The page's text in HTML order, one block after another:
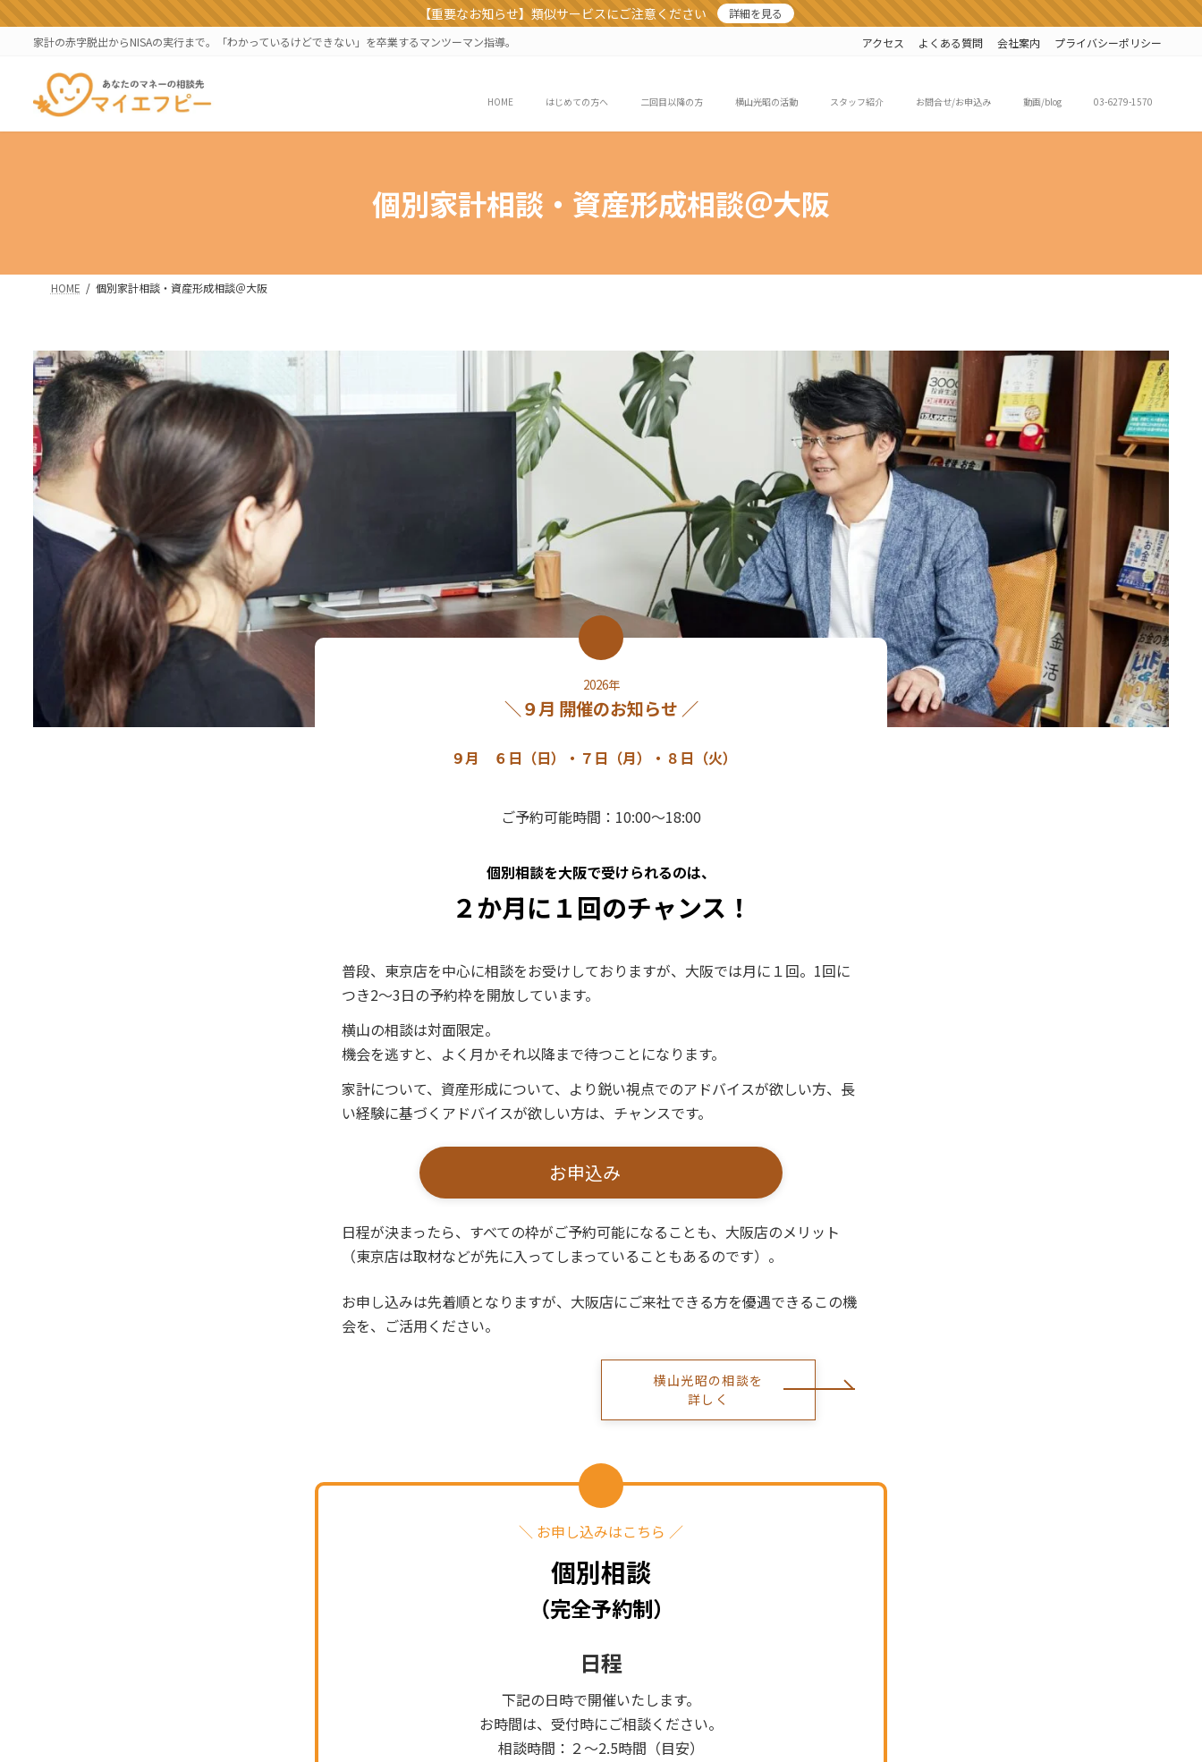
ン
ス
ビ
ン
【重要なお知らせ】類似サービスにご注意ください
詳細を見る
家計の赤字脱出からNISAの実行まで。「わかっているけどできない」を卒業するマンツーマン指導。
アクセス よくある質問 会社案内 プライバシーポリシー
HOME はじめての方へ 二回目以降の方 横山光昭の活動 スタッフ紹介 お問合せ/お申込み 動画/blog 03-6279-1570
個別家計相談・資産形成相談＠大阪
HOME 個別家計相談・資産形成相談＠大阪
2026年
＼９月 開催のお知らせ ／
９月 ６日（日）・７日（月）・８日（火）
ご予約可能時間：10:00～18:00
個別相談を大阪で受けられるのは、
２か月に１回のチャンス！
普段、東京店を中心に相談をお受けしておりますが、大阪では月に１回。1回に
つき2～3日の予約枠を開放しています。
横山の相談は対面限定。
機会を逃すと、よく月かそれ以降まで待つことになります。
家計について、資産形成について、より鋭い視点でのアドバイスが欲しい方、長
い経験に基づくアドバイスが欲しい方は、チャンスです。
お申込み
日程が決まったら、すべての枠がご予約可能になることも、大阪店のメリット
（東京店は取材などが先に入ってしまっていることもあるのです）。
お申し込みは先着順となりますが、大阪店にご来社できる方を優遇できるこの機
会を、ご活用ください。
横山光昭の相談を
詳しく
＼ お申し込みはこちら ／
個別相談
（完全予約制）
日程
下記の日時で開催いたします。
お時間は、受付時にご相談ください。
相談時間：２～2.5時間（目安）